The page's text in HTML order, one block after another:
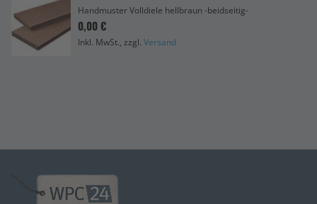
Handmuster Volldiele hellbraun -beidseitig-
0,00 €
Inkl. MwSt., zzgl. Versand